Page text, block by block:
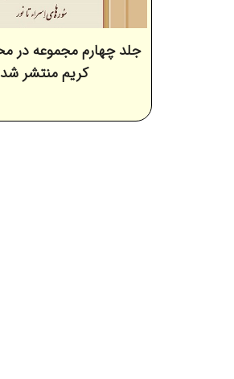
جلد چهارم مجموعه در
کریم منتشر شد